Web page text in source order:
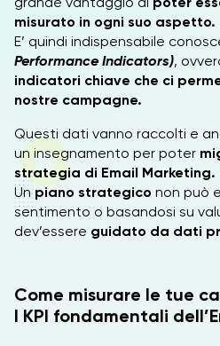
misurato in ogni suo aspetto.
E’ quindi indispensabile
Performance Indicators),
indicatori chiave che ci
nostre campagne.
Questi dati vanno raccolti e
un insegnamento per poter
strategia di Email Marketing.
Unpiano strategico non può
sentimento o basandosi su
dev’essere guidato da dati
Come misurare le tue
I KPI fondamentali